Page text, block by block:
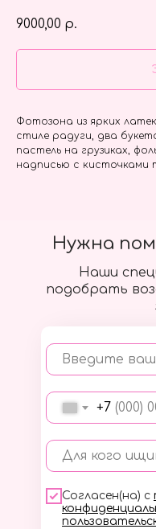
9000,00 р.
Фотозона из ярких
стиле радуги, два
пастель на грузиках,
надписью с кисточками
Наши
подобрать
Введите
+7
Для кого
Согласен(на) с
Нужна